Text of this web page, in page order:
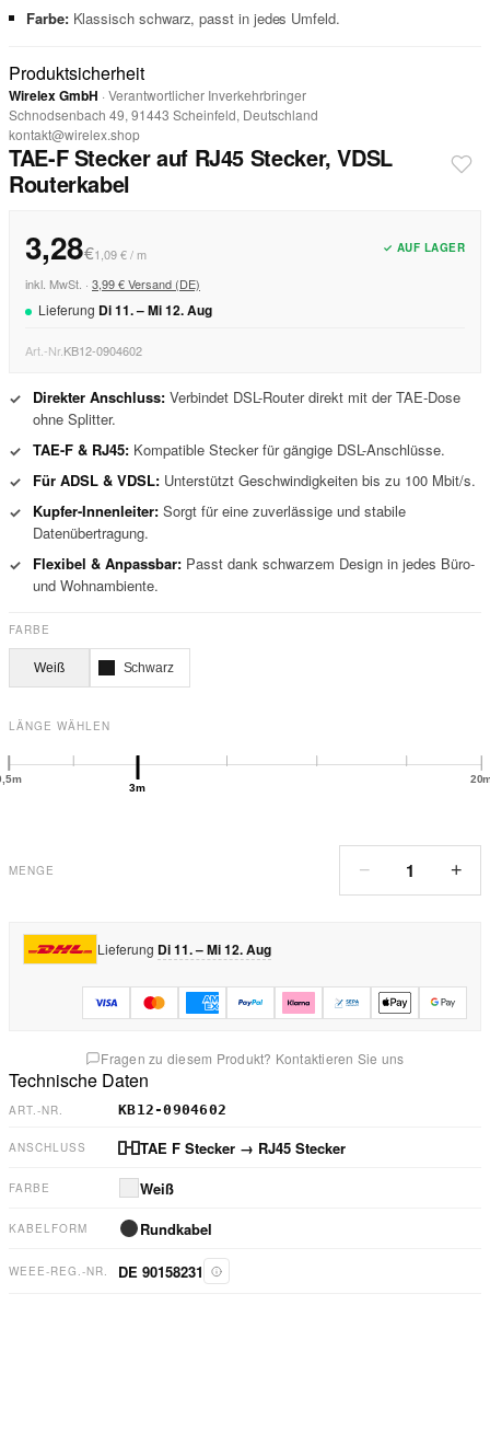
Farbe:Klassisch schwarz, passt in jedes Umfeld.
Produktsicherheit
Wirelex GmbH · Verantwortlicher Inverkehrbringer
Schnodsenbach 49, 91443 Scheinfeld, Deutschland
kontakt@wirelex.shop
TAE-F Stecker auf RJ45 Stecker, VDSL
Routerkabel
3,28€1,09 € / m ✓ AUF LAGER
inkl. MwSt. · 3,99 € Versand (DE)
Lieferung Di11. –Mi12.Aug
Art.-Nr.KB12-0904602
✓ Direkter Anschluss: Verbindet DSL-Router direkt mit der TAE-Dose
ohne Splitter.
✓ TAE-F & RJ45: Kompatible Stecker für gängige DSL-Anschlüsse.
✓
Für ADSL & VDSL: Unterstützt Geschwindigkeiten bis zu 100 Mbit/s.
✓
Kupfer-Innenleiter: Sorgt für eine zuverlässige und stabile
Datenübertragung.
✓
Flexibel & Anpassbar: Passt dank schwarzem Design in jedes Büro-
und Wohnambiente.
FARBE
Weiß Schwarz
LÄNGE WÄHLEN
3m
MENGE − 1 +
Lieferung Di 11. – Mi 12. Aug
Fragen zu diesem Produkt? Kontaktieren Sie uns
Technische Daten
ART.-NR. KB12-0904602
ANSCHLUSS TAE F Stecker → RJ45 Stecker
FARBE Weiß
KABELFORM Rundkabel
WEEE-REG.-NR. DE 90158231